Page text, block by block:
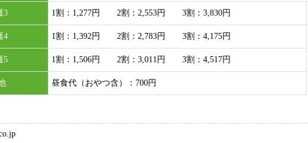
3 1割：1,277円 2割：2,553円 3割：3,830円
4 1割：1,392円 2割：2,783円 3割：4,175円
5 1割：1,506円 2割：3,011円 3割：4,517円
昼食代（おやつ含）：700円